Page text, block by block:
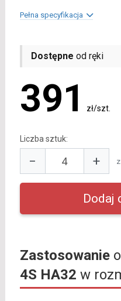
Pełna specyfikacja
Dostępne od ręki
391 zł/szt.
Liczba sztuk:
− +
Zastosowanie
4S HA32 w